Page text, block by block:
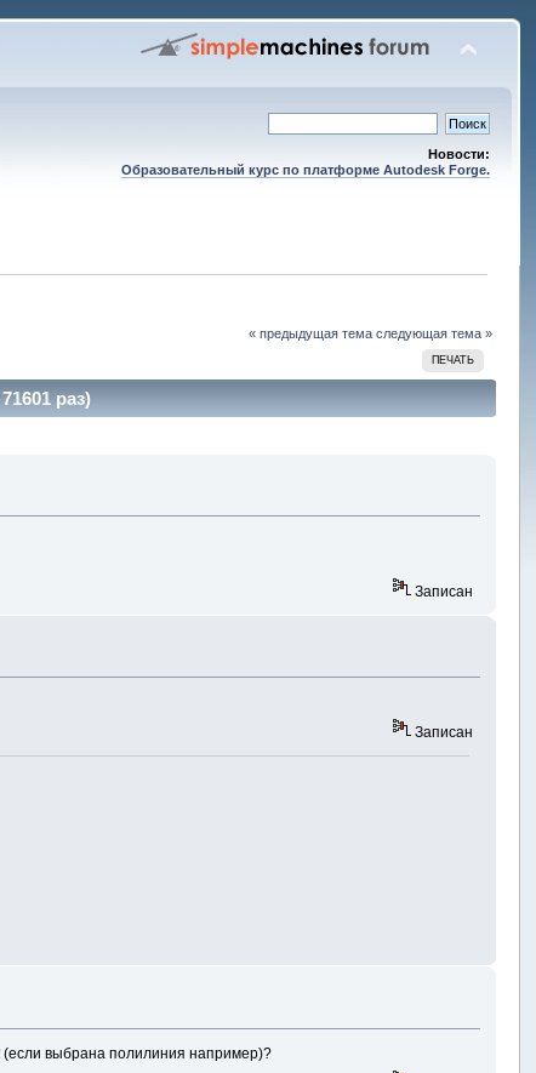
Новости:
Образовательный курс по платформе Autodesk Forge.
« предыдущая тема следующая тема »
ПЕЧАТЬ
раз)
Записан
Записан
(если выбрана полилиния например)?